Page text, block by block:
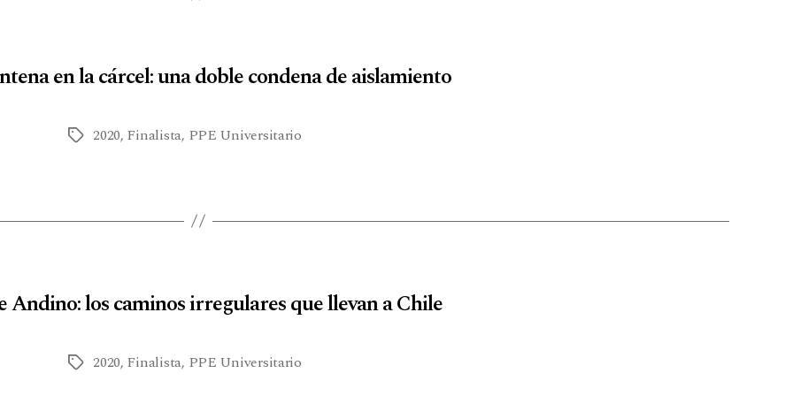
en la cárcel: una doble condena de aislamiento
2020, Finalista, PPE Universitario
Andino: los caminos irregulares que llevan a Chile
2020, Finalista, PPE Universitario